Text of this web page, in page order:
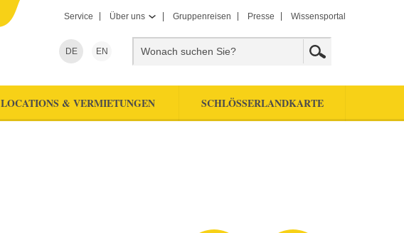
Service Über uns Gruppenreisen Presse Wissensportal
DE EN
LOCATIONS & VERMIETUNGEN SCHLÖSSERLANDKARTE